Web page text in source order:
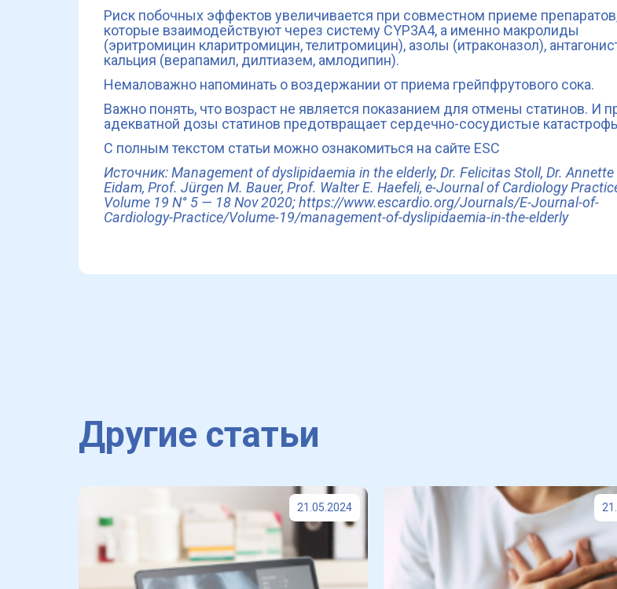
Риск побочных эффектов увеличивается при совместном приеме
которые взаимодействуют через систему CYP3A4, а именно макролиды
(эритромицин кларитромицин, телитромицин), азолы (итраконазол),
кальция (верапамил, дилтиазем, амлодипин).
Немаловажно напоминать о воздержании от приема грейпфрутового сока.
Важно понять, что возраст не является показанием для отмены статинов. И
адекватной дозы статинов предотвращает сердечно-сосудистые
С полным текстом статьи можно ознакомиться на сайте ESC
Источник: Management of dyslipidaemia in the elderly, Dr. Felicitas Stoll, Dr. Annette
Eidam, Prof. Jürgen M. Bauer, Prof. Walter E. Haefeli, e-Journal of Cardiology
Volume 19 N° 5 — 18 Nov 2020;https://www.escardio.org/Journals/E-Journal-of-
Cardiology-Practice/Volume-19/management-of-dyslipidaemia-in-the-elderly
Другие статьи
21.05.2024